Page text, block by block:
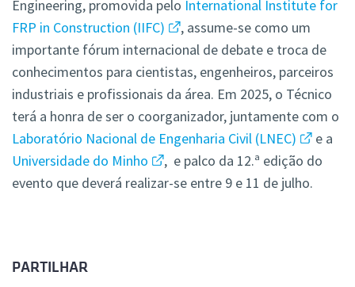
Engineering, promovida pelo International Institute for
FRP in Construction (IIFC)
, assume-se como um
importante fórum internacional de debate e troca de
conhecimentos para cientistas, engenheiros, parceiros
industriais e profissionais da área. Em 2025, o Técnico
terá a honra de ser o coorganizador, juntamente com o
Laboratório Nacional de Engenharia Civil (LNEC)
e a
Universidade do Minho
, e palco da 12.ª edição do
evento que deverá realizar-se entre 9 e 11 de julho.
PARTILHAR